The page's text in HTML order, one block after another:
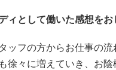
として働いた感想をお
ッフの方からお仕事の
徐々に増えていき、お